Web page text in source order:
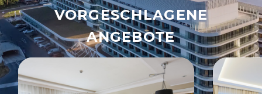
VORGESCHLAGENE
ANGEBOTE